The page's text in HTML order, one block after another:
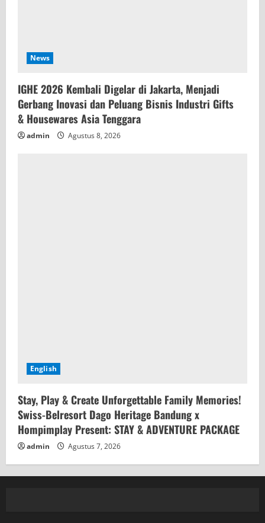
News
IGHE 2026 Kembali Digelar di Jakarta, Menjadi
Gerbang Inovasi dan Peluang Bisnis Industri Gifts
& Housewares Asia Tenggara
admin Agustus 8, 2026
English
Stay, Play & Create Unforgettable Family Memories!
Swiss-Belresort Dago Heritage Bandung x
Hompimplay Present: STAY & ADVENTURE PACKAGE
admin Agustus 7, 2026